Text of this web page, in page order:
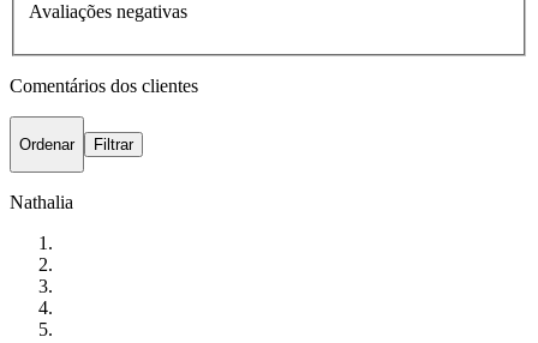
Avaliações negativas
Comentários dos clientes
Ordenar Filtrar
Nathalia